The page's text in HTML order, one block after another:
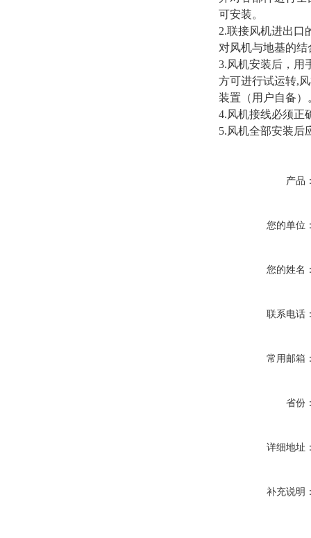
可安装。
2.联接风机进出口
对风机与地基的
3.风机安装后，用
方可进行试运转,
装置（用户自备）
4.风机接线必须正
5.风机全部安装后
产品
您的单位
您的姓名
联系电话
常用邮箱
省份
详细地址
补充说明